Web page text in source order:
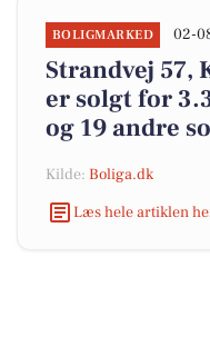
BOLIGMARKED 02-
Strandvej 57,
er solgt for
og 19 andre
Kilde: Boliga.dk
Læs hele artiklen